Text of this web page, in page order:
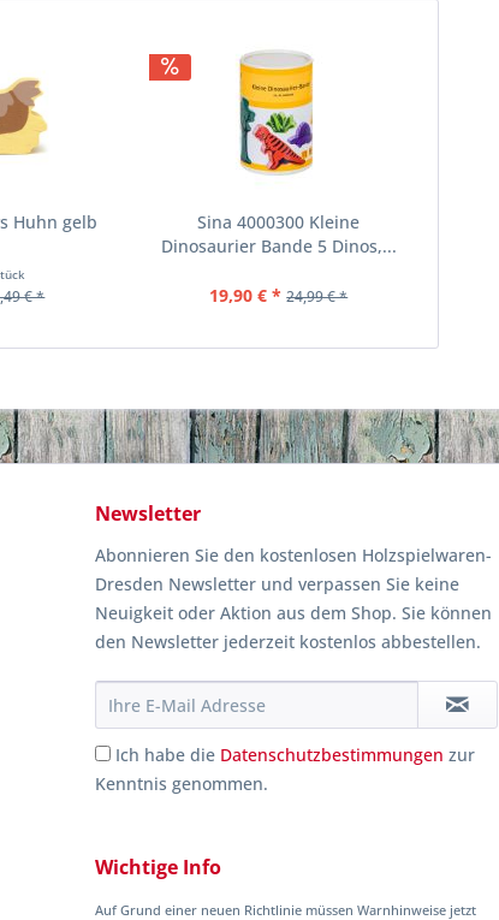
Huhn gelb
€ *
Sina 4000300 Kleine
Dinosaurier Bande 5 Dinos,...
19,90 € * 24,99 € *
Newsletter
Abonnieren Sie den kostenlosen Holzspielwaren-
Dresden Newsletter und verpassen Sie keine
Neuigkeit oder Aktion aus dem Shop. Sie können
den Newsletter jederzeit kostenlos abbestellen.
Ich habe die Datenschutzbestimmungen zur
Kenntnis genommen.
Wichtige Info
Auf Grund einer neuen Richtlinie müssen Warnhinweise jetzt